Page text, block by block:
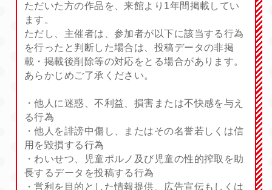
ただいた方の作品を、来館より1年間掲載してい
ます。
ただし、主催者は、参加者が以下に該当する行為
を行ったと判断した場合は、投稿データの非掲
載・掲載後削除等の対応をとる場合があります。
あらかじめご了承ください。
・他人に迷惑、不利益、損害または不快感を与え
る行為
・他人を誹謗中傷し、またはその名誉若しくは信
用を毀損する行為
・わいせつ、児童ポルノ及び児童の性的搾取を助
長するデータを投稿する行為
・営利を目的とした情報提供、広告宣伝もしくは